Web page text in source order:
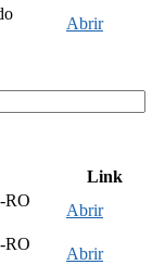
Abrir
Link
RO
Abrir
RO
Abrir